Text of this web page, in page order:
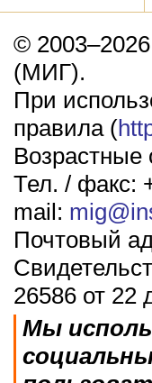
©
(МИГ).
При
правила (
Возрастные
Тел. / факс:
mail:
Почтовый
26586 от 22
Мы